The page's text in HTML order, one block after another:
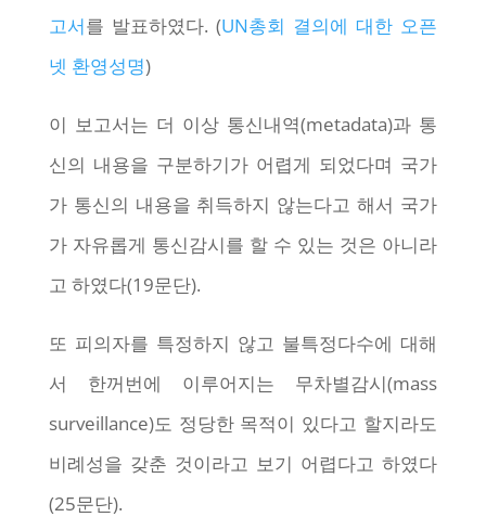
고서를 발표하였다. (UN총회 결의에 대한 오픈
넷 환영성명)
이 보고서는 더 이상 통신내역(metadata)과 통
신의 내용을 구분하기가 어렵게 되었다며 국가
가 통신의 내용을 취득하지 않는다고 해서 국가
가 자유롭게 통신감시를 할 수 있는 것은 아니라
고 하였다(19문단).
또 피의자를 특정하지 않고 불특정다수에 대해
서 한꺼번에 이루어지는 무차별감시(mass
surveillance)도 정당한 목적이 있다고 할지라도
비례성을 갖춘 것이라고 보기 어렵다고 하였다
(25문단).